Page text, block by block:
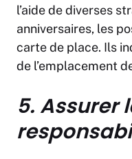
l’aide de diverses
anniversaires, les
carte de place. Ils
de l’emplacement
5. Assurer